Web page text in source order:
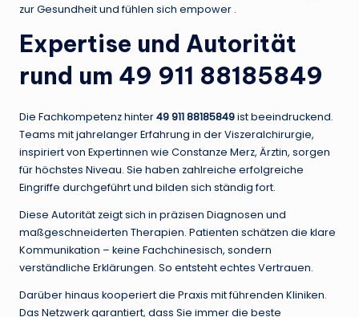
zur Gesundheit und fühlen sich empower .
Expertise und Autorität
rund um 49 911 88185849
Die Fachkompetenz hinter49 911 88185849ist beeindruckend.
Teams mit jahrelanger Erfahrung in der Viszeralchirurgie,
inspiriert von Expertinnen wie Constanze Merz, Ärztin, sorgen
für höchstes Niveau. Sie haben zahlreiche erfolgreiche
Eingriffe durchgeführt und bilden sich ständig fort.
Diese Autorität zeigt sich in präzisen Diagnosen und
maßgeschneiderten Therapien. Patienten schätzen die klare
Kommunikation – keine Fachchinesisch, sondern
verständliche Erklärungen. So entsteht echtes Vertrauen.
Darüber hinaus kooperiert die Praxis mit führenden Kliniken.
Das Netzwerk garantiert, dass Sie immer die beste